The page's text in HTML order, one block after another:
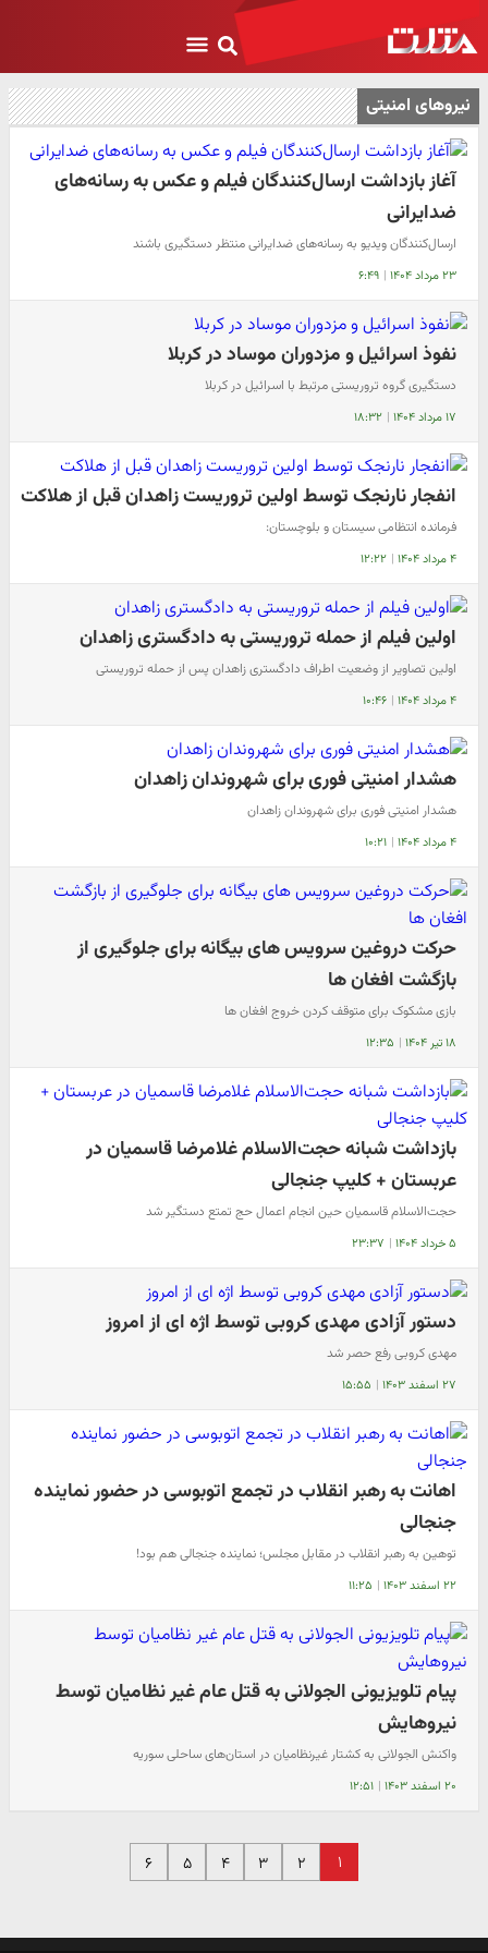
نیروهای امنیتی
آغاز بازداشت ارسال‌کنندگان فیلم و عکس به رسانه‌های
ضدایرانی
ارسال‌کنندگان ویدیو به رسانه‌های ضدایرانی منتظر دستگیری باشند
۲۳ مرداد ۱۴۰۴ | ۶:۴۹
نفوذ اسرائیل و مزدوران موساد در کربلا
دستگیری گروه تروریستی مرتبط با اسرائیل در کربلا
۱۷ مرداد ۱۴۰۴ | ۱۸:۳۲
انفجار نارنجک توسط اولین تروریست زاهدان قبل از هلاکت
فرمانده انتظامی سیستان و بلوچستان:
۴ مرداد ۱۴۰۴ | ۱۲:۲۲
اولین فیلم از حمله تروریستی به دادگستری زاهدان
اولین تصاویر از وضعیت اطراف دادگستری زاهدان پس از حمله تروریستی
۴ مرداد ۱۴۰۴ | ۱۰:۴۶
هشدار امنیتی فوری برای شهروندان زاهدان
هشدار امنیتی فوری برای شهروندان زاهدان
۴ مرداد ۱۴۰۴ | ۱۰:۲۱
حرکت دروغین سرویس های بیگانه برای جلوگیری از
بازگشت افغان ها
بازی مشکوک برای متوقف کردن خروج افغان ها
۱۸ تیر ۱۴۰۴ | ۱۲:۳۵
بازداشت شبانه حجت‌الاسلام غلامرضا قاسمیان در
عربستان + کلیپ جنجالی
حجت‌الاسلام قاسمیان حین انجام اعمال حج تمتع دستگیر شد
۵ خرداد ۱۴۰۴ | ۲۳:۳۷
دستور آزادی مهدی کروبی توسط اژه ای از امروز
مهدی کروبی رفع حصر شد
۲۷ اسفند ۱۴۰۳ | ۱۵:۵۵
اهانت به رهبر انقلاب در تجمع اتوبوسی در حضور نماینده
جنجالی
توهین به رهبر انقلاب در مقابل مجلس؛ نماینده جنجالی هم بود!
۲۲ اسفند ۱۴۰۳ | ۱۱:۲۵
پیام تلویزیونی الجولانی به قتل عام غیر نظامیان توسط
نیروهایش
واکنش الجولانی به کشتار غیرنظامیان در استان‌های ساحلی سوریه
۲۰ اسفند ۱۴۰۳ | ۱۲:۵۱
۱ ۲ ۳ ۴ ۵ ۶